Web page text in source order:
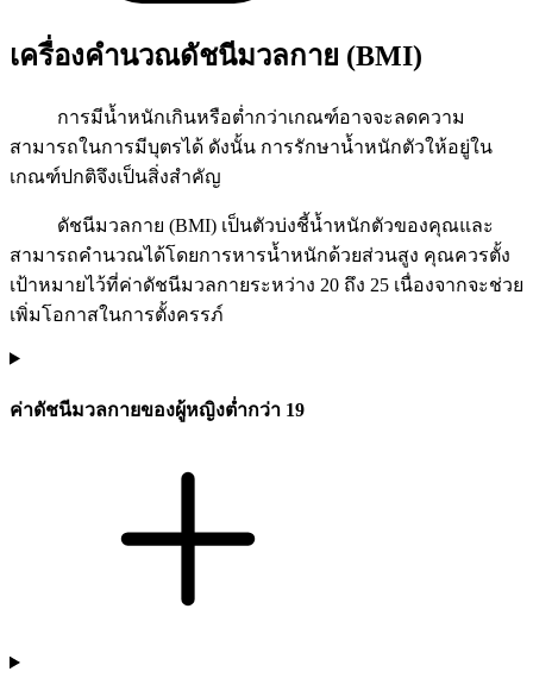
เครื่องคำนวณดัชนีมวลกาย (BMI)
การมีน้ำหนักเกินหรือต่ำกว่าเกณฑ์อาจจะลดความ
สามารถในการมีบุตรได้ ดังนั้น การรักษาน้ำหนักตัวให้อยู่ใน
เกณฑ์ปกติจึงเป็นสิ่งสำคัญ
ดัชนีมวลกาย (BMI) เป็นตัวบ่งชี้น้ำหนักตัวของคุณและ
สามารถคำนวณได้โดยการหารน้ำหนักด้วยส่วนสูง คุณควรตั้ง
เป้าหมายไว้ที่ค่าดัชนีมวลกายระหว่าง 20 ถึง 25 เนื่องจากจะช่วย
เพิ่มโอกาสในการตั้งครรภ์
ค่าดัชนีมวลกายของผู้หญิงต่ำกว่า 19